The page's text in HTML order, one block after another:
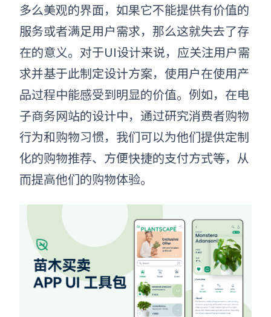
多么美观的界面，如果它不能提供有价值的
服务或者满足用户需求，那么这就失去了存
在的意义。对于UI设计来说，应关注用户需
求并基于此制定设计方案，使用户在使用产
品过程中能感受到明显的价值。例如，在电
子商务网站的设计中，通过研究消费者购物
行为和购物习惯，我们可以为他们提供定制
化的购物推荐、方便快捷的支付方式等，从
而提高他们的购物体验。